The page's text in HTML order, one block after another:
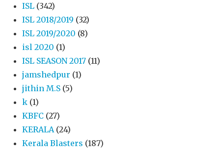
ISL (342)
ISL 2018/2019 (32)
ISL 2019/2020 (8)
isl 2020 (1)
ISL SEASON 2017 (11)
jamshedpur (1)
jithin M.S (5)
k (1)
KBFC (27)
KERALA (24)
Kerala Blasters (187)